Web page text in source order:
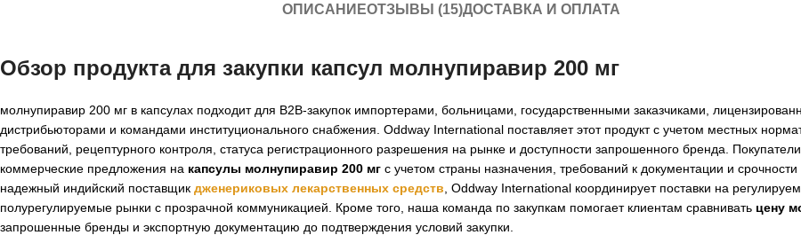
ОПИСАНИЕОТЗЫВЫ (15)ДОСТАВКА И ОПЛАТА
Обзор продукта для закупки капсул молнупиравир 200 мг
молнупиравир 200 мг в капсулах подходит для B2B-закупок импортерами, больницами, государственными заказчиками,
дистрибьюторами и командами институционального снабжения. Oddway International поставляет этот продукт с учетом местных
требований, рецептурного контроля, статуса регистрационного разрешения на рынке и доступности запрошенного бренда.
коммерческие предложения на капсулы молнупиравир 200 мг с учетом страны назначения, требований к документации и срочности
надежный индийский поставщик дженериковых лекарственных средств , Oddway International координирует поставки на
полурегулируемые рынки с прозрачной коммуникацией. Кроме того, наша команда по закупкам помогает клиентам сравнивать цену
запрошенные бренды и экспортную документацию до подтверждения условий закупки.